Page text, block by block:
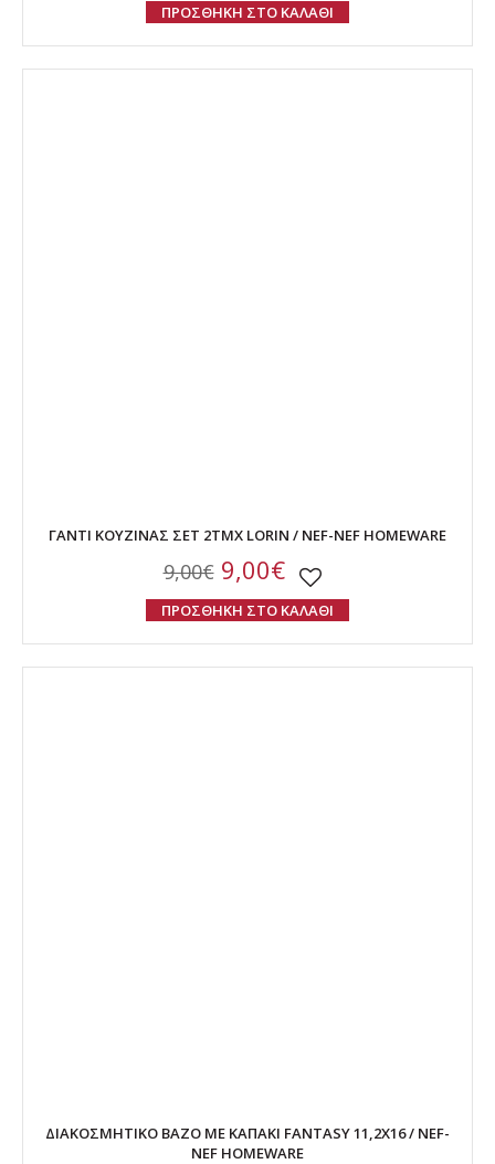
ΠΡΟΣΘΗΚΗ ΣΤΟ ΚΑΛΑΘΙ
ΓΑΝΤΙ ΚΟΥΖΙΝΑΣ ΣΕΤ 2ΤΜΧ LORIN / NEF-NEF HOMEWARE
9,00€9,00€
ΠΡΟΣΘΗΚΗ ΣΤΟ ΚΑΛΑΘΙ
ΔΙΑΚΟΣΜΗΤΙΚΟ ΒΑΖΟ ΜΕ ΚΑΠΑΚΙ FANTASY 11,2X16 / NEF-
NEF HOMEWARE